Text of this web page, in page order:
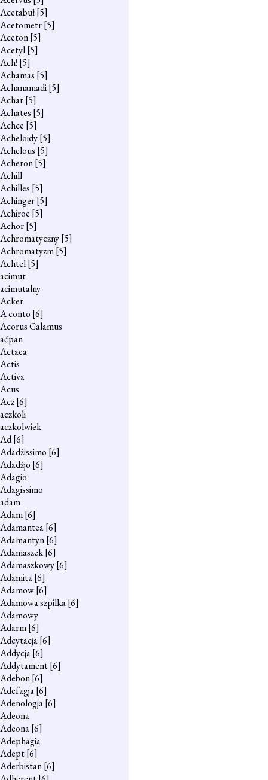
Acetabuł[5]
Acetometr[5]
Aceton[5]
Acetyl[5]
Ach! [5]
Achamas [5]
Achanamadi[5]
Achar[5]
Achates [5]
Achce [5]
Acheloidy[5]
Achelous [5]
Acheron[5]
Achill
Achilles [5]
Achinger[5]
Achiroe [5]
Achor[5]
Achromatyczny[5]
Achromatyzm[5]
Achtel[5]
acimut
acimutalny
Acker
A conto [6]
Acorus Calamus
aćpan
Actaea
Actis
Activa
Acus
Acz[6]
aczkoli
aczkolwiek
Ad[6]
Adadżissimo [6]
Adadżjo [6]
Adagio
Adagissimo
adam
Adam[6]
Adamantea[6]
Adamantyn[6]
Adamaszek[6]
Adamaszkowy[6]
Adamita[6]
Adamow[6]
Adamowa szpilka[6]
Adamowy
Adarm[6]
Adcytacja[6]
Addycja[6]
Addytament[6]
Adebon[6]
Adefagja[6]
Adenologja[6]
Adeona
Adeona[6]
Adephagia
Adept[6]
Aderbistan[6]